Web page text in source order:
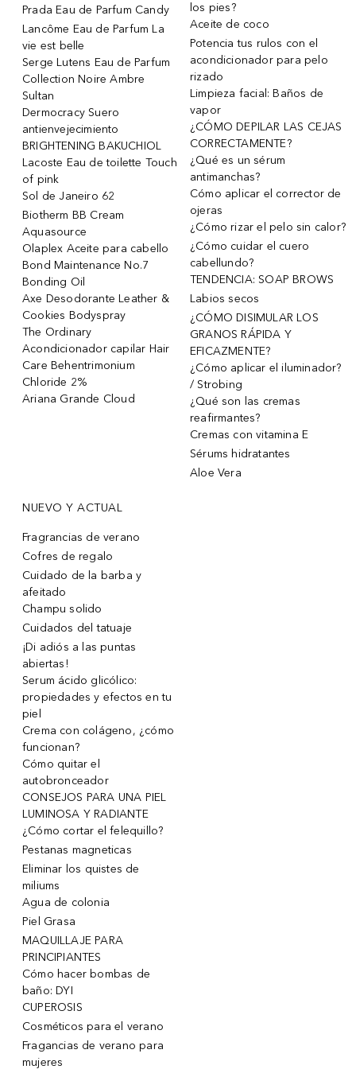
Prada Eau de Parfum Candy
Lancôme Eau de Parfum La
vie est belle
Serge Lutens Eau de Parfum
Collection Noire Ambre
Sultan
Dermocracy Suero
antienvejecimiento
BRIGHTENING BAKUCHIOL
Lacoste Eau de toilette Touch
of pink
Sol de Janeiro 62
Biotherm BB Cream
Aquasource
Olaplex Aceite para cabello
Bond Maintenance No.7
Bonding Oil
Axe Desodorante Leather &
Cookies Bodyspray
The Ordinary
Acondicionador capilar Hair
Care Behentrimonium
Chloride 2%
Ariana Grande Cloud
los pies?
Aceite de coco
Potencia tus rulos con el
acondicionador para pelo
rizado
Limpieza facial: Baños de
vapor
¿CÓMO DEPILAR LAS CEJAS
CORRECTAMENTE?
¿Qué es un sérum
antimanchas?
Cómo aplicar el corrector de
ojeras
¿Cómo rizar el pelo sin calor?
¿Cómo cuidar el cuero
cabellundo?
TENDENCIA: SOAP BROWS
Labios secos
¿CÓMO DISIMULAR LOS
GRANOS RÁPIDA Y
EFICAZMENTE?
¿Cómo aplicar el iluminador?
/ Strobing
¿Qué son las cremas
reafirmantes?
Cremas con vitamina E
Sérums hidratantes
Aloe Vera
NUEVO Y ACTUAL
Fragrancias de verano
Cofres de regalo
Cuidado de la barba y
afeitado
Champu solido
Cuidados del tatuaje
¡Di adiós a las puntas
abiertas!
Serum ácido glicólico:
propiedades y efectos en tu
piel
Crema con colágeno, ¿cómo
funcionan?
Cómo quitar el
autobronceador
CONSEJOS PARA UNA PIEL
LUMINOSA Y RADIANTE
¿Cómo cortar el felequillo?
Pestanas magneticas
Eliminar los quistes de
miliums
Agua de colonia
Piel Grasa
MAQUILLAJE PARA
PRINCIPIANTES
Cómo hacer bombas de
baño: DYI
CUPEROSIS
Cosméticos para el verano
Fragancias de verano para
mujeres